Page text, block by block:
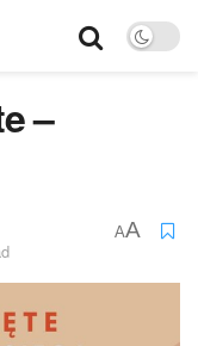
–
AA